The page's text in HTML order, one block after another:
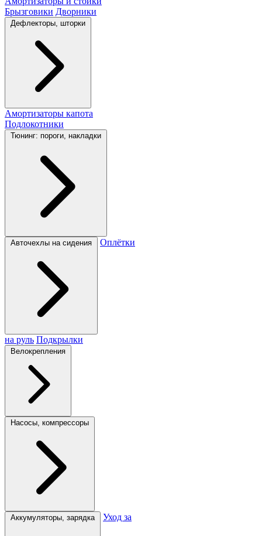
Брызговики Дворники
Дефлекторы, шторки
Амортизаторы капота
Подлокотники
Тюнинг: пороги, накладки
Авточехлы на сидения Оплётки
на руль Подкрылки
Велокрепления
Насосы, компрессоры
Аккумуляторы, зарядка Уход за